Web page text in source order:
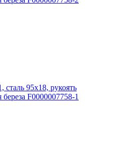
95х18, рукоять
береза F0000007758-1